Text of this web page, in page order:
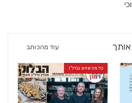
אותך עוד מהכותב
כל מה שחם בנדל"ן